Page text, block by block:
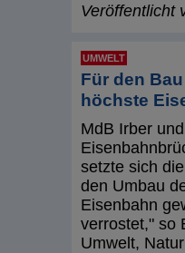
Veröffentlicht
UMWELT
Für den
höchste
MdB Irber
setzte sich
den Umbau
Eisenbahn
verrostet," so
Umwelt,